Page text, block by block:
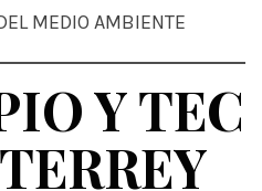
MEDIO AMBIENTE
Y TEC